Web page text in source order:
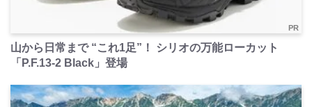
PR
山から日常まで “これ1足”！ シリオの万能ローカット
「P.F.13-2 Black」登場